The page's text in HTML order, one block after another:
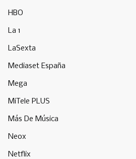
HBO
La 1
LaSexta
Mediaset España
Mega
MiTele PLUS
Más De Música
Neox
Netflix